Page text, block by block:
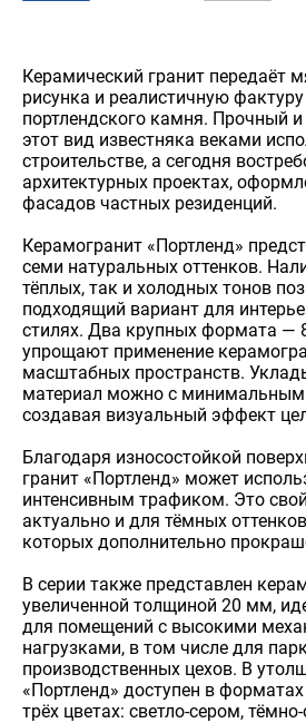
Керамический гранит передаёт
рисунка и реалистичную
портлендского камня. Прочный и
этот вид известняка веками
строительстве, а сегодня
архитектурных проектах,
фасадов частных резиденций.
Керамогранит «Портленд»
семи натуральных оттенков.
тёплых, так и холодных тонов
подходящий вариант для
стилях. Два крупных формата —
упрощают применение
масштабных пространств.
материал можно с
создавая визуальный эффект
Благодаря износостойкой
гранит «Портленд» может
интенсивным трафиком. Это
актуально и для тёмных
которых дополнительно
В серии также представлен
увеличенной толщиной 20 мм,
для помещений с высокими
нагрузками, в том числе для
производственных цехов. В
«Портленд» доступен в
трёх цветах: светло-сером,